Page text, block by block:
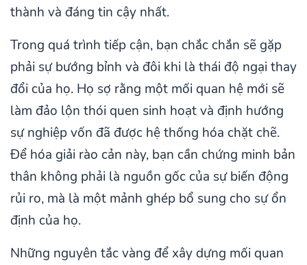
thành và đáng tin cậy nhất.
Trong quá trình tiếp cận, bạn chắc chắn sẽ gặp
phải sự bướng bỉnh và đôi khi là thái độ ngại thay
đổi của họ. Họ sợ rằng một mối quan hệ mới sẽ
làm đảo lộn thói quen sinh hoạt và định hướng
sự nghiệp vốn đã được hệ thống hóa chặt chẽ.
Để hóa giải rào cản này, bạn cần chứng minh bản
thân không phải là nguồn gốc của sự biến động
rủi ro, mà là một mảnh ghép bổ sung cho sự ổn
định của họ.
Những nguyên tắc vàng để xây dựng mối quan